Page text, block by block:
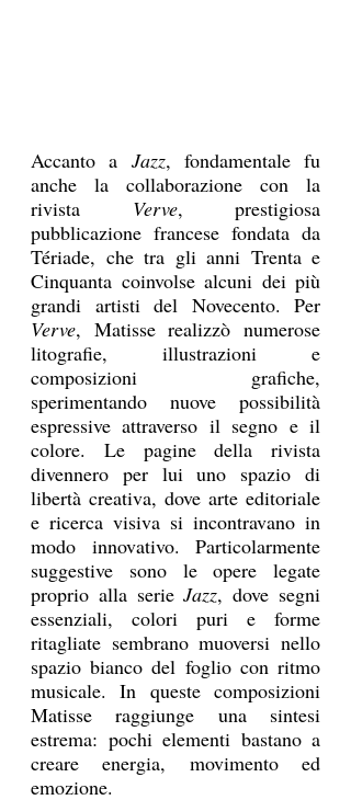
Accanto a Jazz, fondamentale fu
anche la collaborazione con la
rivista Verve, prestigiosa
pubblicazione francese fondata da
Tériade, che tra gli anni Trenta e
Cinquanta coinvolse alcuni dei più
Verve, Matisse realizzò numerose
litografie, illustrazioni e
composizioni grafiche,
sperimentando nuove possibilità
espressive attraverso il segno e il
colore. Le pagine della rivista
divennero per lui uno spazio di
libertà creativa, dove arte editoriale
e ricerca visiva si incontravano in
modo innovativo. Particolarmente
suggestive sono le opere legate
proprio alla serie Jazz, dove segni
essenziali, colori puri e forme
ritagliate sembrano muoversi nello
spazio bianco del foglio con ritmo
musicale. In queste composizioni
Matisse raggiunge una sintesi
estrema: pochi elementi bastano a
creare energia, movimento ed
emozione.